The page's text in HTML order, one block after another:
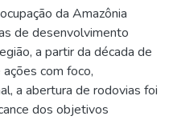
da Amazônia
de desenvolvimento
a partir da década de
com foco,
a abertura de rodovias foi
dos objetivos